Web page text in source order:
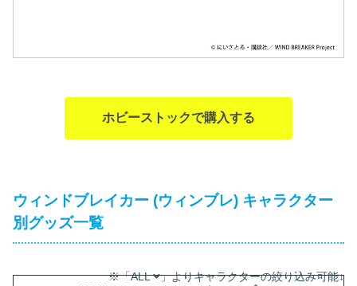
ホビーストックで購入する
ウィンドブレイカー (ウィンブレ) キャラクター
別グッズ一覧
※「ALL 」よりキャラクターの絞り込み可能↓